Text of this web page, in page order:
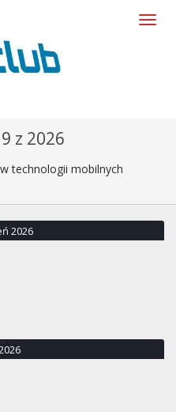
z 2026
technologii mobilnych
2026